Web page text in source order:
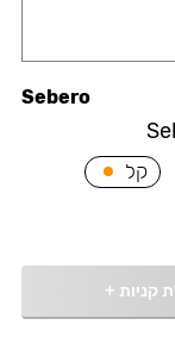
Sebero
קל
קניות +